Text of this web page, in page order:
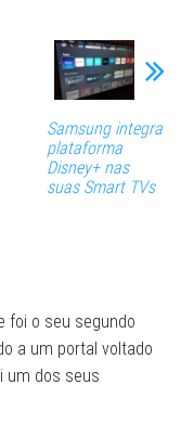
Samsung integra
plataforma
Disney+ nas
suas Smart TVs
foi o seu segundo
a um portal voltado
um dos seus